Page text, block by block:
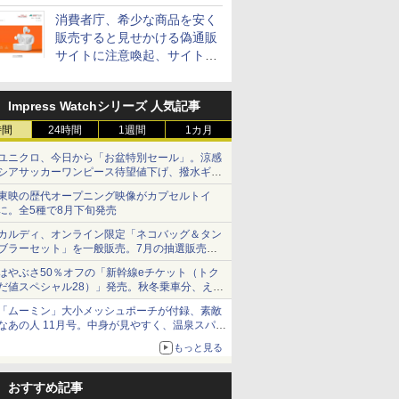
消費者庁、希少な商品を安く
販売すると見せかける偽通販
サイトに注意喚起、サイト名
Impress Watchシリーズ 人気記事
24時間 1週間 1カ月
ニクロ、今日から「お盆特別セール」。涼感
アサッカーワンピース待望値下げ、撥水ギア
ョーツは1990円に
映の歴代オープニング映像がカプセルトイ
。全5種で8月下旬発売
ルディ、オンライン限定「ネコバッグ＆タン
ラーセット」を一般販売。7月の抽選販売の
選無効分
やぶさ50％オフの「新幹線eチケット（トク
値スペシャル28）」発売。秋冬乗車分、えき
っと限定
ムーミン」大小メッシュポーチが付録、素敵
あの人 11月号。中身が見やすく、温泉スパに
もっと見る
おすすめ記事